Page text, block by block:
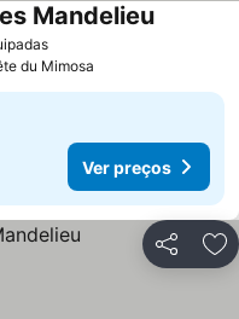
Ver preços
MandelieuVer
du Mimosa
Ver preços
Partilhar